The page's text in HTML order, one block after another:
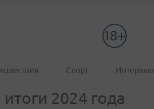
Спорт Интервью
2024 года